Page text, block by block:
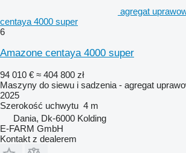
agregat
centaya 4000 super
6
Amazone centaya 4000 super
94 010 € ≈ 404 800 zł
Maszyny do siewu i sadzenia - agregat
2025
Szerokość uchwytu 4 m
Dania, Dk-6000 Kolding
E-FARM GmbH
Kontakt z dealerem